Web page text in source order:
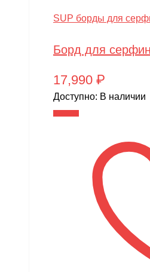
SUP борды для
Борд для
17,990 ₽
Доступно: В наличии